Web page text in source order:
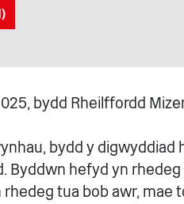
bydd Rheilffordd
bydd y digwyddiad
Byddwn hefyd yn
tua bob awr, mae